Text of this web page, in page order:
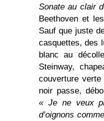
Sonate au clair
Beethoven et
Sauf que juste
casquettes, des
blanc au
Steinway,
couverture
noir passe,
« Je ne veux
d’oignons